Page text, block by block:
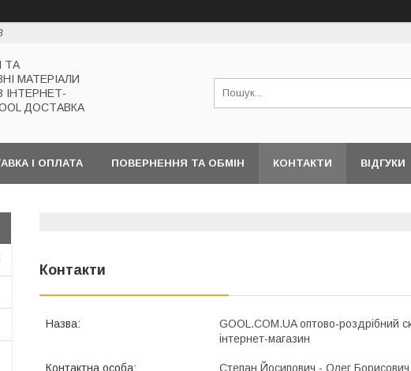
ТА
МАТЕРІАЛИ
ІНТЕРНЕТ-
ДОСТАВКА
І ОПЛАТА ПОВЕРНЕННЯ ТА ОБМІН КОНТАКТИ ВІДГУКИ
Контакти
GOOL.COM.UA оптово-роздрібний
інтернет-магазин
Степан Йосипович - Олег